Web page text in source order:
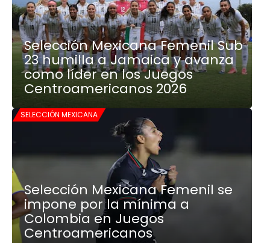
Selección Mexicana Femenil Sub
23 humilla a Jamaica y avanza
como líder en los Juegos
Centroamericanos 2026
SELECCIÓN MEXICANA
Selección Mexicana Femenil se
impone por la mínima a
Colombia en Juegos
Centroamericanos